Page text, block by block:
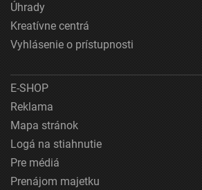
Úhrady
Kreatívne centrá
Vyhlásenie o prístupnosti
E-SHOP
Reklama
Mapa stránok
Logá na stiahnutie
Pre médiá
Prenájom majetku